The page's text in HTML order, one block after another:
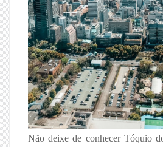
Não deixe de conhecer Tóquio